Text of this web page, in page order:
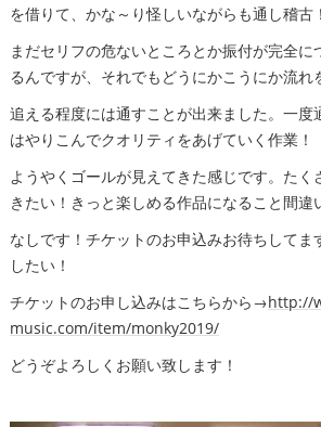
を借りて、かな～り怪しいながらも通し稽古！
まだセリフの危ないところとか振付が完全に
るんですが、それでもどうにかこうにか流れ
追える程度には通すことが出来ました。一度
はやりこんでクオリティをあげていく作業！
ようやくゴールが見えてきた感じです。たく
きたい！きっと楽しめる作品になること間違
なしです！チケットのお申込みお待ちしてま
したい！
チケットのお申し込みはこちらから→http://
music.com/item/monky2019/
どうぞよろしくお願い致します！